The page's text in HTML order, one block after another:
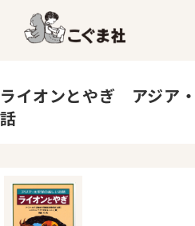
ライオンとやぎ アジア
話